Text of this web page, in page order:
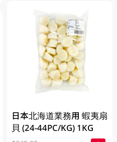
日本北海道業務用 蝦夷扇
貝 (24-44PC/KG) 1KG